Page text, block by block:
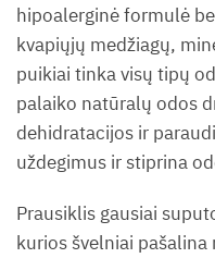
hipoalerginė formulė
kvapiųjų medžiagų,
puikiai tinka visų tipų
palaiko natūralų odos
dehidratacijos ir
uždegimus ir stiprina
Prausiklis gausiai
kurios švelniai